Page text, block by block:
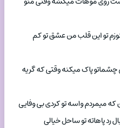
تو این قلب من عشق تو کم
چشماتو پاک میکنه وقتی که گریه
که میمردم واسه تو کردی بی وفایی
رد پاهاته تو ساحل خیالی